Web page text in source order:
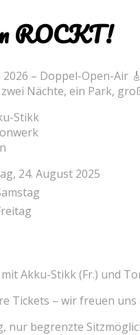
ROCKT!
– Doppel-Open-Air 🎸
Nächte, ein Park,
Stikk
24. August 2025
Akku-Stikk (Fr.) und
Tickets – wir freuen
nur begrenzte